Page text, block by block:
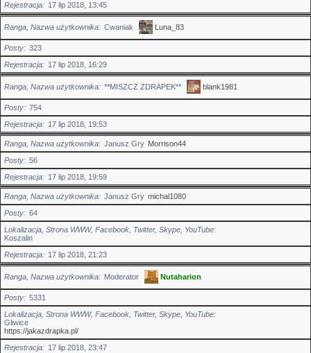
Rejestracja
17 lip 2018, 13:45
Ranga, Nazwa użytkownika Cwaniak Luna_83
Posty
323
Rejestracja
17 lip 2018, 16:29
Ranga, Nazwa użytkownika **MISZCZ ZDRAPEK** blank1981
Posty
754
Rejestracja
17 lip 2018, 19:53
Ranga, Nazwa użytkownika Janusz Gry Morrison44
Posty
56
Rejestracja
17 lip 2018, 19:59
Ranga, Nazwa użytkownika Janusz Gry michal1080
Posty
64
Lokalizacja, Strona WWW, Facebook, Twitter, Skype, YouTube
Koszalin
Rejestracja
17 lip 2018, 21:23
Ranga, Nazwa użytkownika Moderator Nutaharion
Posty
5331
Lokalizacja, Strona WWW, Facebook, Twitter, Skype, YouTube
Gliwice
https://jakazdrapka.pl/
Rejestracja
17 lip 2018, 23:47